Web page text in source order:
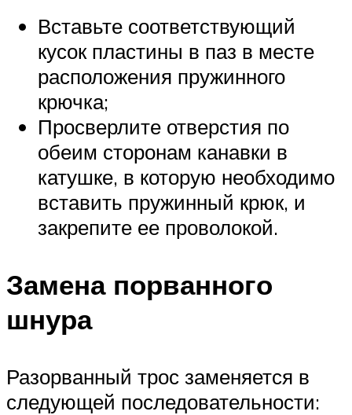
Вставьте соответствующий
кусок пластины в паз в месте
расположения пружинного
крючка;
Просверлите отверстия по
обеим сторонам канавки в
катушке, в которую необходимо
вставить пружинный крюк, и
закрепите ее проволокой.
Замена порванного
шнура
Разорванный трос заменяется в
следующей последовательности: